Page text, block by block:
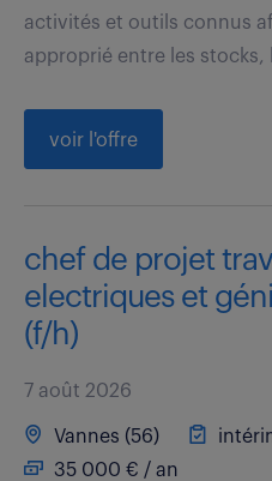
activités et outils connus
approprié entre les stocks,
voir l'offre
chef de projet
electriques et
(f/h)
7 août 2026
Vannes (56)
35 000 € / an